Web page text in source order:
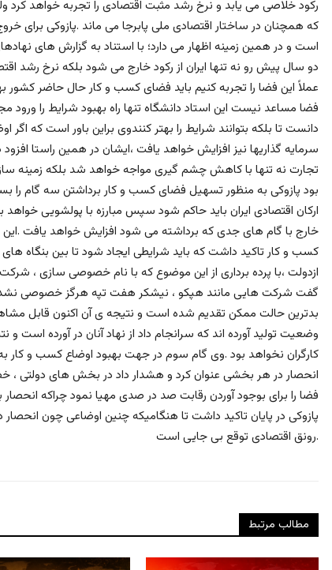
كه همچنان در ساختار اقتصادى ملى پابرجا مى ماند .پازوكى براى
است و در همين زمينه اظهار مى دارد؛ با استناد به گزارش هاى
دو سال پيش رو نه تنها ايران از ركود خارج مى شود بلكه نرخ رشد
عملاً اين فضا را تجربه كنيم بايد فضاى كسب و كار حال حاضر
فضا مساعد نيست اين استاد دانشگاه تنها راه بهبود شرايط را
دانست تا بلكه بتوانند شرايط را بهتر كنندوى براين باور است كه
سرمايه گذاريها نيز افزايش خواهد يافت ،ايشان در همين راستا
تجارت نه تنها با كاهش چشم گيرى مواجه خواهد شد بلكه زمينه
بود پازوكى به منظور تسهيل فضاى كسب و كار برداشتن سه گام را
اركان اقتصادى ايران بايد حاكم شود سپس مبارزه با پولشويى
خارج با گام هاى جدى كه برداشته مى شود افزايش خواهد يافت .اين
كسب و كار تاكيد داشت كه بايد شرايطى ايجاد شود تا بين بنگاه هاى
ازدولت ،با پرده بردارى از اين موضوع كه با نام خصوصى سازى ،
گفت شركت هايى مانند هپكو ، نيشكر هفت تپه هرگز خصوصى
بدترين حالت ممكن تقديم شده است و نتيجه ى آن اكنون قابل
وضعيت توليد آورده اند كه سرانجام داد از نهاد آنان در آورده است
كارگران نخواهد بود .وى گام سوم در جهت بهبود اوضاع كسب و كار به
انحصار در هر بخشى عنوان كرد و هشدار داد در بخش هاى دولتى ،
فضا را براى بوجود آوردن رقابت صد در صدى مهيا نمود چراكه
پازوكى در پايان تاكيد داشت تا هنگاميكه چنين اوضاعى چون انحصار
رونق اقتصادى توقع بى جايى است.
مطالب مرتبط